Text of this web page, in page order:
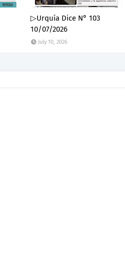
▷Urquía Dice N° 103
10/07/2026
July 10, 2026